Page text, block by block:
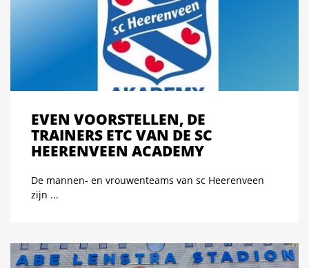
EVEN VOORSTELLEN, DE
TRAINERS ETC VAN DE SC
HEERENVEEN ACADEMY
De mannen- en vrouwenteams van sc Heerenveen
zijn ...